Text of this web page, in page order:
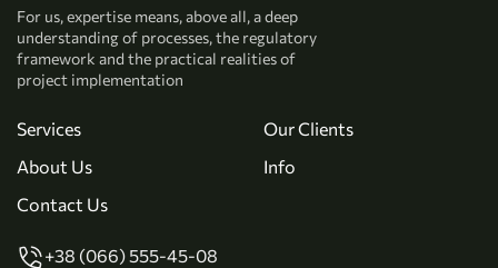
For us, expertise means, above all, a deep
understanding of processes, the regulatory
framework and the practical realities of
project implementation
Services
Our Clients
About Us
Info
Contact Us
+38 (066) 555-45-08